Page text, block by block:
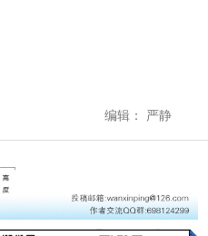
编辑： 严静